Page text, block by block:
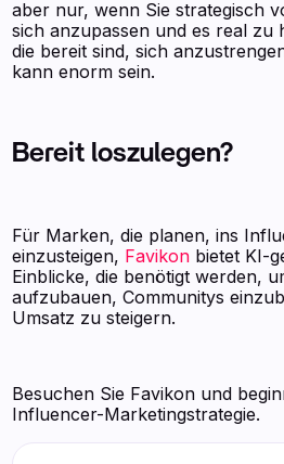
aber nur, wenn Sie strategisch
sich anzupassen und es real zu
die bereit sind, sich
kann enorm sein.
Bereit loszulegen?
Für Marken, die planen, ins
einzusteigen, Favikon bietet KI-
Einblicke, die benötigt werden,
aufzubauen, Communitys
Umsatz zu steigern.
Besuchen Sie Favikon und
Influencer-Marketingstrategie.